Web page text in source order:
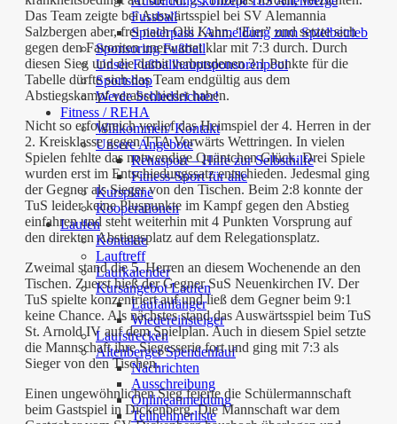
Fussball
Spielerpass / Anmeldung zum Spielbetrieb
Sponsoring Fußball
Unser Fußballhauptsponsorenpool
Sportshop
Werde Schiedsrichter!
Fitness / REHA
Willkommen/ Kontakt
Unsere Angebote
Rehasport – Hilfe zur Selbsthilfe
Fitness-Sport für alle
Kurspläne
Kooperationen
Laufen
Kontakte
Lauftreff
Laufkalender
Kursangebot Laufen
Laufanfänger
Wiedereinsteiger
Laufstrecken
Altenberger Spendenlauf
Nachrichten
Ausschreibung
Onlineanmeldung
Teilnehmerliste
Das Team zeigte bei Auswärtsspiel bei SV Alemannia
Salzbergen aber, frei nach Olli Kahn, “Eier” und setzte sich
gegen den Favoriten unerwartet klar mit 7:3 durch. Durch
diesen Sieg und die damit verbundenen 3:1 Punkte für die
Tabelle dürfte sich das Team endgültig aus dem
Abstiegskampf verabschiedet haben.
Nicht so erfolgreich verlief das Heimspiel der 4. Herren in der
2. Kreisklasse gegen TTA Vorwärts Wettringen. In vielen
Spielen fehlte das notwendige Quäntchen Glück. Drei Spiele
wurden erst im Entschiedungssatz entschieden. Jedesmal ging
der Gegner als Sieger von den Tischen. Beim 2:8 konnte der
TuS leider keine Pluspunkte im Kampf gegen den Abstieg
einfahren und steht weiterhin mit 4 Punkten Vorsprung auf
den direkten Abstiegsplatz auf dem Relegationsplatz.
Zweimal stand die 5. Herren an diesem Wochenende an den
Tischen. Zuerst hieß der Gegner SuS Neuenkirchen IV. Der
TuS spielte konzentriert auf und ließ dem Gegner beim 9:1
keine Chance. Als nächstes stand das Auswärtsspiel beim TuS
St. Arnold IV auf dem Spielplan. Auch in diesem Spiel setzte
die Mannschaft ihre Siegesserie fort und ging mit 7:3 als
Sieger von den Tischen.
Einen ungewöhnlichen Sieg feierte die Schülermannschaft
beim Gastspiel in Dickenberg. Die Mannschaft war dem